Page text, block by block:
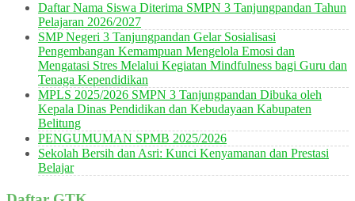
Daftar Nama Siswa Diterima SMPN 3 Tanjungpandan Tahun
Pelajaran 2026/2027
SMP Negeri 3 Tanjungpandan Gelar Sosialisasi
Pengembangan Kemampuan Mengelola Emosi dan
Mengatasi Stres Melalui Kegiatan Mindfulness bagi Guru dan
Tenaga Kependidikan
MPLS 2025/2026 SMPN 3 Tanjungpandan Dibuka oleh
Kepala Dinas Pendidikan dan Kebudayaan Kabupaten
Belitung
PENGUMUMAN SPMB 2025/2026
Sekolah Bersih dan Asri: Kunci Kenyamanan dan Prestasi
Belajar